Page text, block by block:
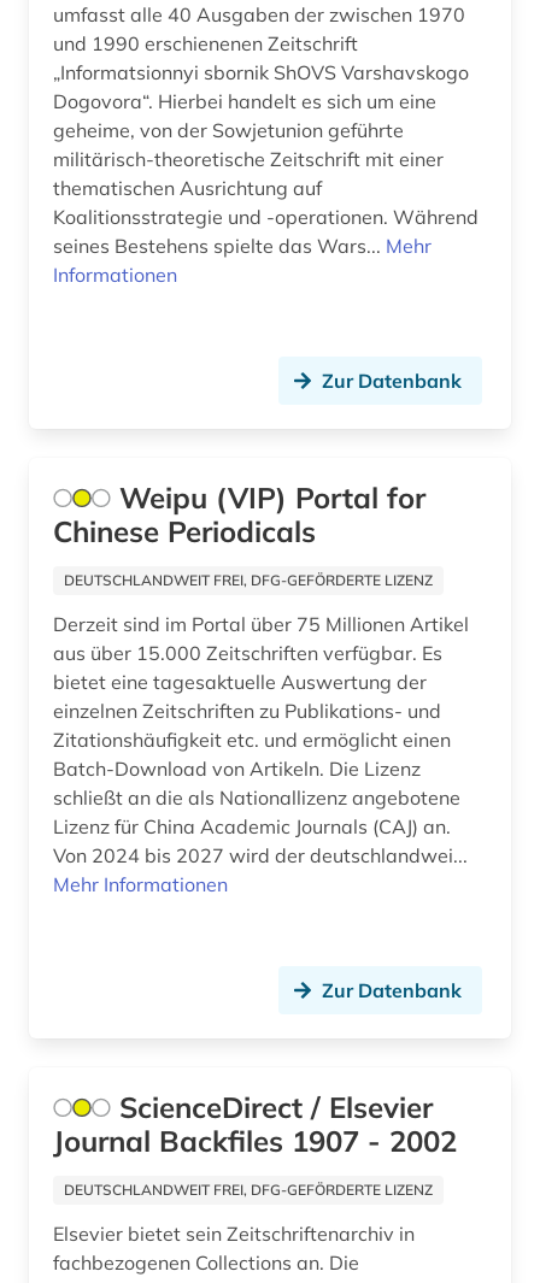
gesellschaft (1)
großbritannien (8)
heimatkunde (2)
hispanistik (3)
humanbiologie (1)
hydrologie (1)
industrie (1)
inhalt (1)
inhaltsverzeichnis (4)
interdisziplinarität (1)
investitionsberichte (1)
irak (1)
iran (1)
islam (2)
japan (2)
kanada (1)
umfasst alle 40 Ausgaben der zwischen 1970
und 1990 erschienenen Zeitschrift
„Informatsionnyi sbornik ShOVS Varshavskogo
Dogovora“. Hierbei handelt es sich um eine
geheime, von der Sowjetunion geführte
militärisch-theoretische Zeitschrift mit einer
thematischen Ausrichtung auf
Koalitionsstrategie und -operationen. Während
seines Bestehens spielte das Wars... Mehr
Informationen
Zur Datenbank
Weipu (VIP) Portal for
Chinese Periodicals
DEUTSCHLANDWEIT FREI, DFG-GEFÖRDERTE LIZENZ
Derzeit sind im Portal über 75 Millionen Artikel
aus über 15.000 Zeitschriften verfügbar. Es
bietet eine tagesaktuelle Auswertung der
einzelnen Zeitschriften zu Publikations- und
Zitationshäufigkeit etc. und ermöglicht einen
Batch-Download von Artikeln. Die Lizenz
schließt an die als Nationallizenz angebotene
Lizenz für China Academic Journals (CAJ) an.
Von 2024 bis 2027 wird der deutschlandwei...
Mehr Informationen
Zur Datenbank
ScienceDirect / Elsevier
Journal Backfiles 1907 - 2002
DEUTSCHLANDWEIT FREI, DFG-GEFÖRDERTE LIZENZ
Elsevier bietet sein Zeitschriftenarchiv in
fachbezogenen Collections an. Die